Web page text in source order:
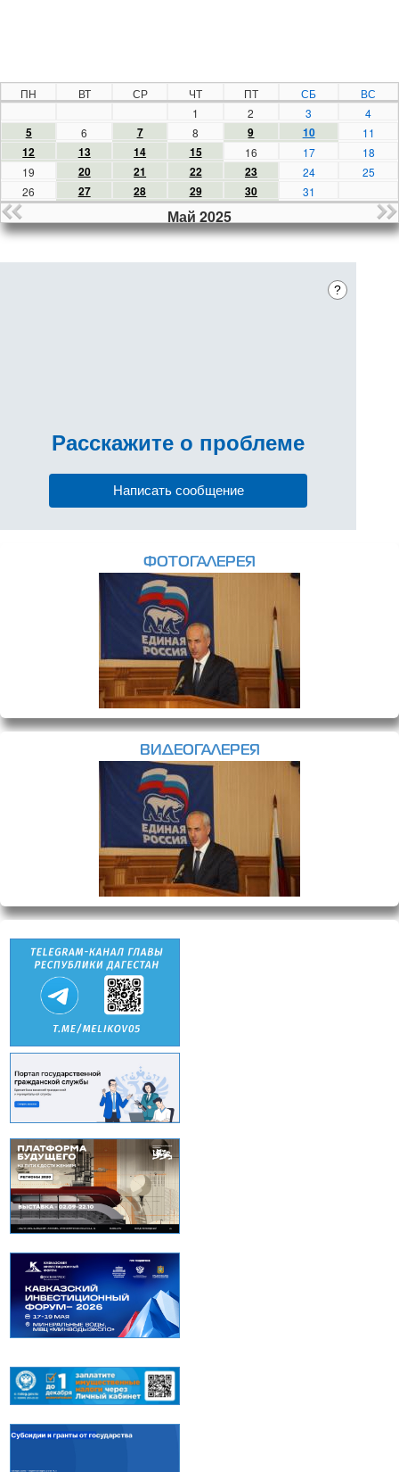
ПН ВТ СР ЧТ ПТ СБ
ВС
1
2 3 4
5 6 7 8 9 10 11
12 13 14 15 16 17
18
19
20 21 22 23 24
25
26
27 28 29 30 31
Май 2025
?
Расскажите о проблеме
Написать сообщение
ФОТОГАЛЕРЕЯ
ВИДЕОГАЛЕРЕЯ